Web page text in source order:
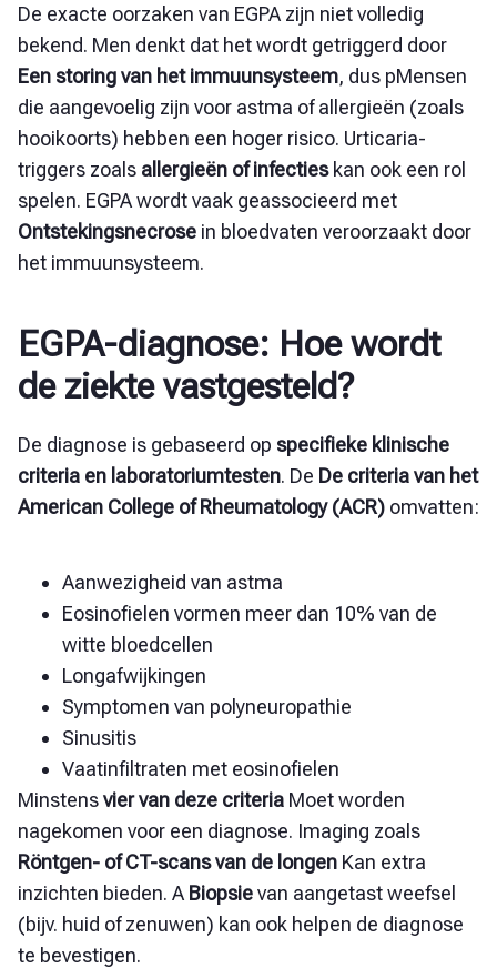
De exacte oorzaken van EGPA zijn niet volledig
bekend. Men denkt dat het wordt getriggerd door
Een storing van het immuunsysteem, dus pMensen
die aangevoelig zijn voor astma of allergieën (zoals
hooikoorts) hebben een hoger risico. Urticaria-
triggers zoals allergieën of infectieskan ook een rol
spelen. EGPA wordt vaak geassocieerd met
Ontstekingsnecrose in bloedvaten veroorzaakt door
het immuunsysteem.
EGPA-diagnose: Hoe wordt
de ziekte vastgesteld?
De diagnose is gebaseerd op specifieke klinische
criteria en laboratoriumtesten. De De criteria van het
American College of Rheumatology (ACR) omvatten:
Aanwezigheid van astma
Eosinofielen vormen meer dan 10% van de
witte bloedcellen
Longafwijkingen
Symptomen van polyneuropathie
Sinusitis
Vaatinfiltraten met eosinofielen
Minstensvier van deze criteria Moet worden
nagekomen voor een diagnose. Imaging zoals
Röntgen- of CT-scans van de longen Kan extra
inzichten bieden. A Biopsievan aangetast weefsel
(bijv. huid of zenuwen) kan ook helpen de diagnose
te bevestigen.